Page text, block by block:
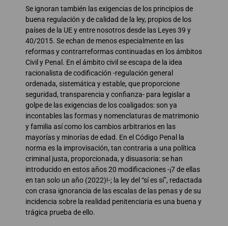
Se ignoran también las exigencias de los principios de
buena regulación y de calidad de la ley, propios de los
países de la UE y entre nosotros desde las Leyes 39 y
40/2015. Se echan de menos especialmente en las
reformas y contrarreformas continuadas en los ámbitos
Civil y Penal. En el ámbito civil se escapa de la idea
racionalista de codificación -regulación general
ordenada, sistemática y estable, que proporcione
seguridad, transparencia y confianza- para legislar a
golpe de las exigencias de los coaligados: son ya
incontables las formas y nomenclaturas de matrimonio
y familia así como los cambios arbitrarios en las
mayorías y minorías de edad. En el Código Penal la
norma es la improvisación, tan contraria a una política
criminal justa, proporcionada, y disuasoria: se han
introducido en estos años 20 modificaciones -¡7 de ellas
en tan solo un año (2022)!-; la ley del “sí es sí”, redactada
con crasa ignorancia de las escalas de las penas y de su
incidencia sobre la realidad penitenciaria es una buena y
trágica prueba de ello.